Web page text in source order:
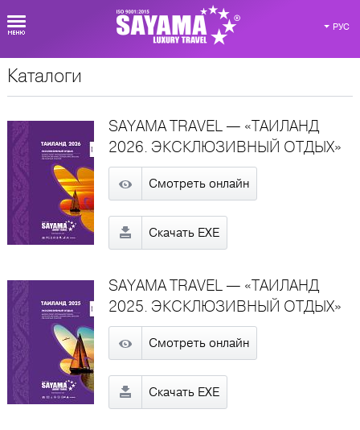
РУС
Материалы для партнеров
Каталоги
SAYAMA TRAVEL — «ТАИЛАНД
2026. ЭКСКЛЮЗИВНЫЙ ОТДЫХ»
Смотреть онлайн
Скачать EXE
SAYAMA TRAVEL — «ТАИЛАНД
2025. ЭКСКЛЮЗИВНЫЙ ОТДЫХ»
Смотреть онлайн
Скачать EXE